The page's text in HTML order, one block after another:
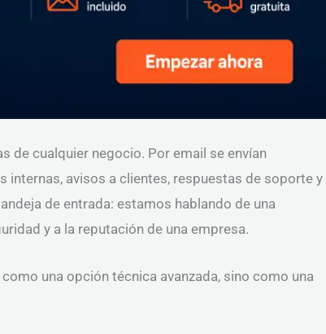
de cualquier negocio. Por email se envían
avisos a clientes, respuestas de soporte y
de entrada: estamos hablando de una
y a la reputación de una empresa.
una opción técnica avanzada, sino como una